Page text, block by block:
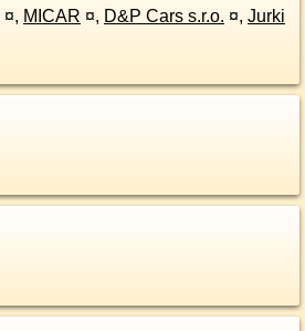
¤, MICAR ¤, D&P Cars s.r.o. ¤, Jurki